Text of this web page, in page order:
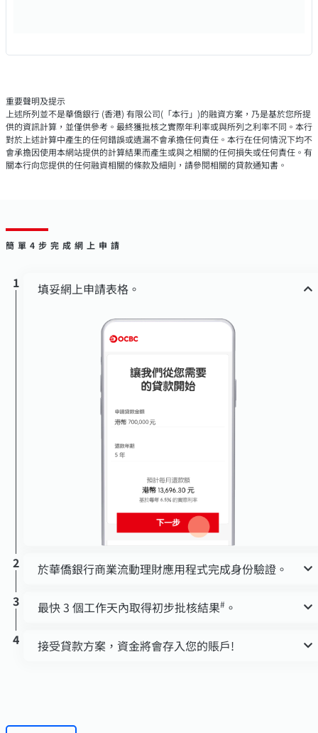
重要聲明及提示
上述所列並不是華僑銀行 (香港) 有限公司(「本行」)的融資方案，乃是基於您所提
供的資訊計算，並僅供參考。最終獲批核之實際年利率或與所列之利率不同。本行
對於上述計算中產生的任何錯誤或遺漏不會承擔任何責任。本行在任何情況下均不
會承擔因使用本網站提供的計算結果而產生或與之相關的任何損失或任何責任。有
關本行向您提供的任何融資相關的條款及細則，請參閱相關的貸款通知書。
簡單4步完成網上申請
1 填妥網上申請表格。
2
於華僑銀行商業流動理財應用程式完成身份驗證。
3
最快 3 個工作天內取得初步批核結果# 。
4
接受貸款方案，資金將會存入您的賬戶!